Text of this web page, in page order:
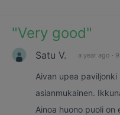
"Very good"
Satu V. a year ago ·
Aivan upea
asianmukainen.
Ainoa huono puoli